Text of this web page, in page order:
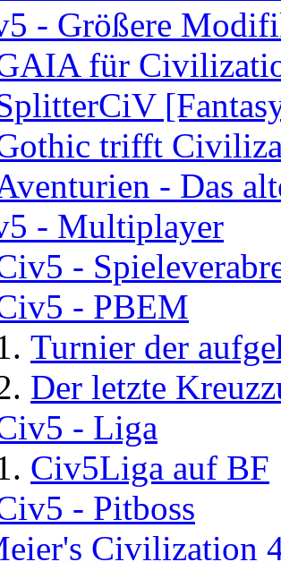
- Größere
für
trifft
- Das
- Multiplayer
-
- PBEM
Turnier der
Der letzte
- Liga
Civ5Liga auf BF
- Pitboss
Civilization